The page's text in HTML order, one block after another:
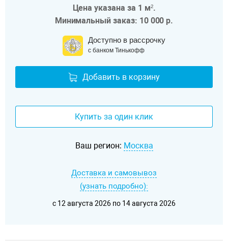
Цена указана за 1 м².
Минимальный заказ: 10 000 р.
Доступно в рассрочку
с банком Тинькофф
Добавить в корзину
Купить за один клик
Ваш регион: Москва
Доставка и самовывоз
(узнать подробно):
c 12 августа 2026 по 14 августа 2026